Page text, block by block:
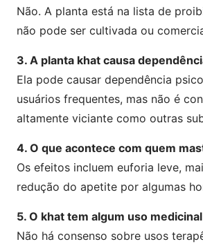
Não. A planta está na lista de
não pode ser cultivada ou
3. A planta khat causa
Ela pode causar dependência
usuários frequentes, mas não é
altamente viciante como outras
4. O que acontece com quem
Os efeitos incluem euforia leve,
redução do apetite por algumas
5. O khat tem algum uso
Não há consenso sobre usos